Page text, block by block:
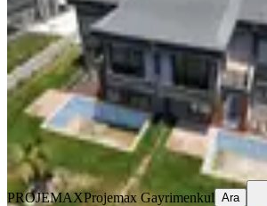
Silivri, Selimpaşa Mahallesi
· 400 m² ·06.08.2026
22.000.000 ₺
PROJEMAXProjemax Gayrimenkul
Ara
PROJEMAXProjemax Gayrimenkul Ara